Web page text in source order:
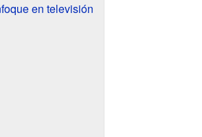
en televisión